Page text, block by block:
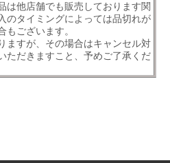
は他店舗でも販売しております関
のタイミングによっては品切れが
もございます。
ますが、その場合はキャンセル対
ただきますこと、予めご了承くだ